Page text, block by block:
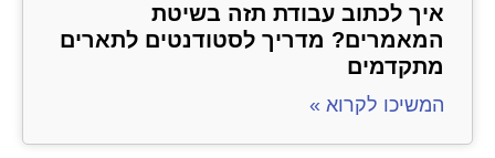
איך לכתוב עבודת תזה בשיטת
המאמרים? מדריך לסטודנטים לתארים
מתקדמים
המשיכו לקרוא »